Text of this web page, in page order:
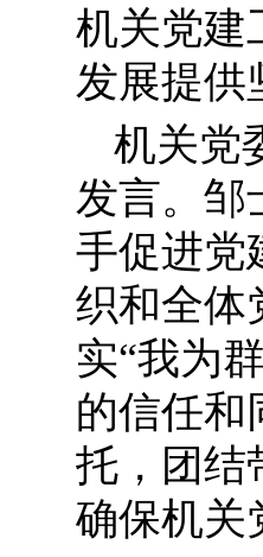
机关党建
发展提供
机关党
发言。邹
手促进党
织和全体
实“我为
的信任和
托，团结
确保机关